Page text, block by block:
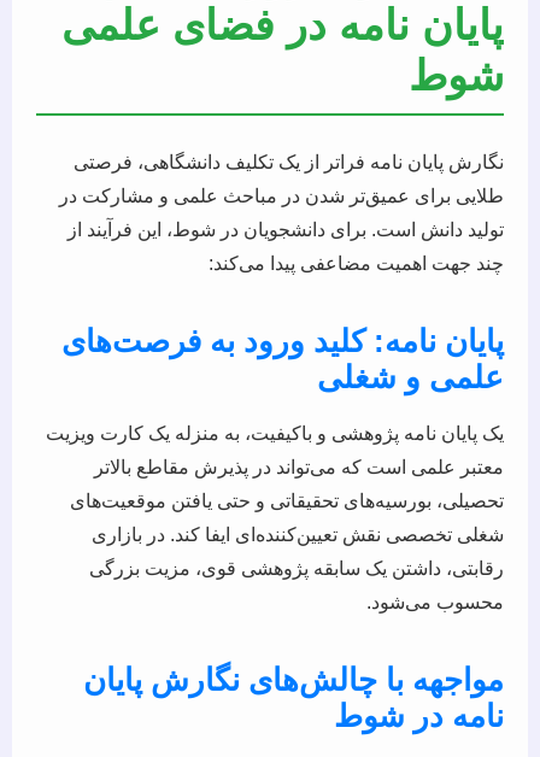
پایان نامه در فضای علمی
شوط
نگارش پایان نامه فراتر از یک تکلیف دانشگاهی، فرصتی
طلایی برای عمیق‌تر شدن در مباحث علمی و مشارکت در
تولید دانش است. برای دانشجویان در شوط، این فرآیند از
چند جهت اهمیت مضاعفی پیدا می‌کند:
پایان نامه: کلید ورود به فرصت‌های
علمی و شغلی
یک پایان نامه پژوهشی و باکیفیت، به منزله یک کارت ویزیت
معتبر علمی است که می‌تواند در پذیرش مقاطع بالاتر
تحصیلی، بورسیه‌های تحقیقاتی و حتی یافتن موقعیت‌های
شغلی تخصصی نقش تعیین‌کننده‌ای ایفا کند. در بازاری
رقابتی، داشتن یک سابقه پژوهشی قوی، مزیت بزرگی
محسوب می‌شود.
مواجهه با چالش‌های نگارش پایان
نامه در شوط